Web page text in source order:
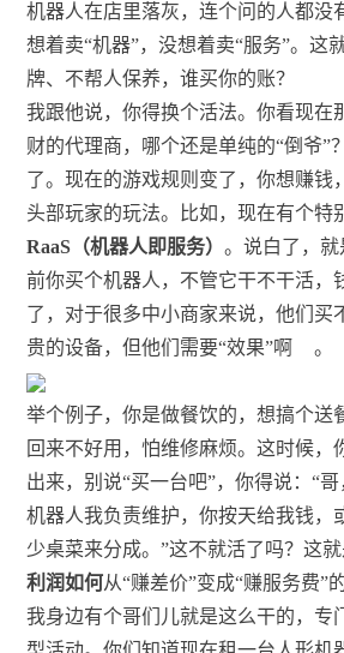
机器人在店里落灰，连个问的人都没
想着卖“机器”，没想着卖“服务”。这
牌、不帮人保养，谁买你的账？
我跟他说，你得换个活法。你看现在
财的代理商，哪个还是单纯的“倒爷”
了。现在的游戏规则变了，你想赚钱
头部玩家的玩法。比如，现在有个特
RaaS（机器人即服务）。说白了，
前你买个机器人，不管它干不干活，
了，对于很多中小商家来说，他们买
贵的设备，但他们需要“效果”啊
。
举个例子，你是做餐饮的，想搞个送
回来不好用，怕维修麻烦。这时候，
出来，别说“买一台吧”，你得说：“哥
机器人我负责维护，你按天给我钱，
少桌菜来分成。”这不就活了吗？这
利润如何从“赚差价”变成“赚服务费”
我身边有个哥们儿就是这么干的，专